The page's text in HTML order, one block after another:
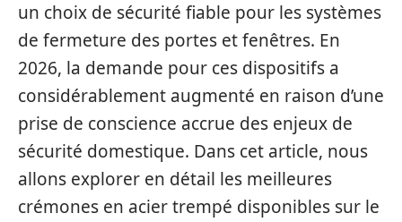
un choix de sécurité fiable pour les systèmes
de fermeture des portes et fenêtres. En
2026, la demande pour ces dispositifs a
considérablement augmenté en raison d’une
prise de conscience accrue des enjeux de
sécurité domestique. Dans cet article, nous
allons explorer en détail les meilleures
crémones en acier trempé disponibles sur le